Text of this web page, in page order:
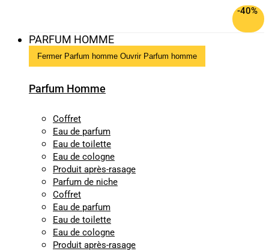
-40%
PARFUM HOMME
Fermer Parfum homme Ouvrir Parfum homme
Parfum Homme
Coffret
Eau de parfum
Eau de toilette
Eau de cologne
Produit après-rasage
Parfum de niche
Coffret
Eau de parfum
Eau de toilette
Eau de cologne
Produit après-rasage